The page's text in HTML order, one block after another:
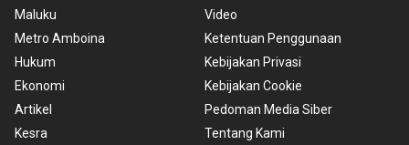
Maluku
Metro Amboina
Hukum
Ekonomi
Artikel
Kesra
Video
Ketentuan Penggunaan
Kebijakan Privasi
Kebijakan Cookie
Pedoman Media Siber
Tentang Kami